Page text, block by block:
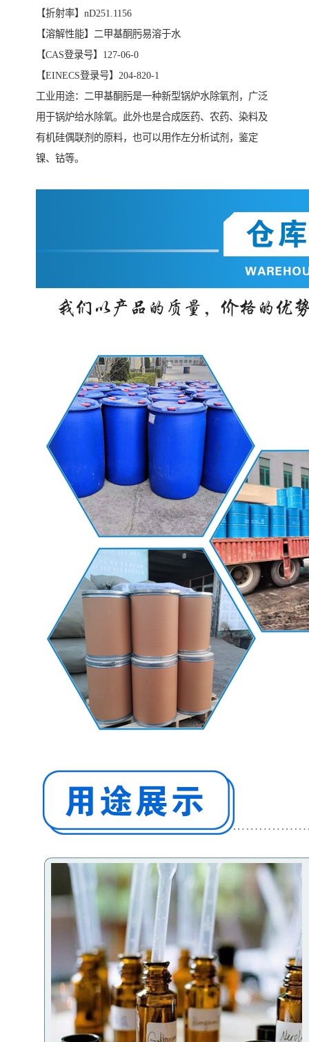
【折射率】nD251.1156
【溶解性能】二甲基酮肟易溶于水
【CAS登录号】127-06-0
【EINECS登录号】204-820-1
工业用途：二甲基酮肟是一种新型锅炉水除氧剂，广泛
用于锅炉给水除氧。此外也是合成医药、农药、染料及
有机硅偶联剂的原料，也可以用作左分析试剂，鉴定
镍、钴等。